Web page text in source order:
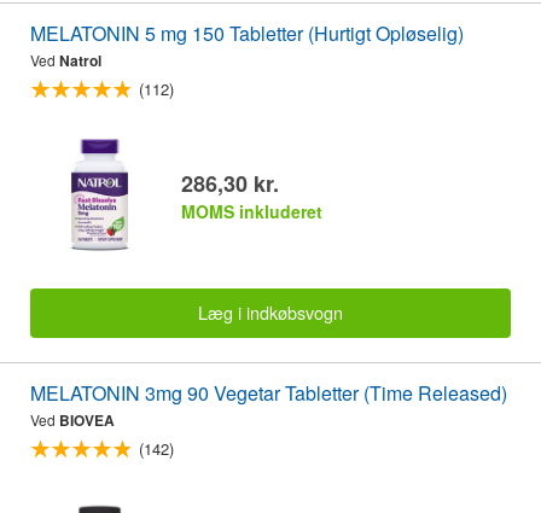
MELATONIN 5 mg 150 Tabletter (Hurtigt Opløselig)
Ved Natrol
(112)
286,30 kr.
MOMS inkluderet
Læg i indkøbsvogn
MELATONIN 3mg 90 Vegetar Tabletter (Time Released)
Ved BIOVEA
(142)